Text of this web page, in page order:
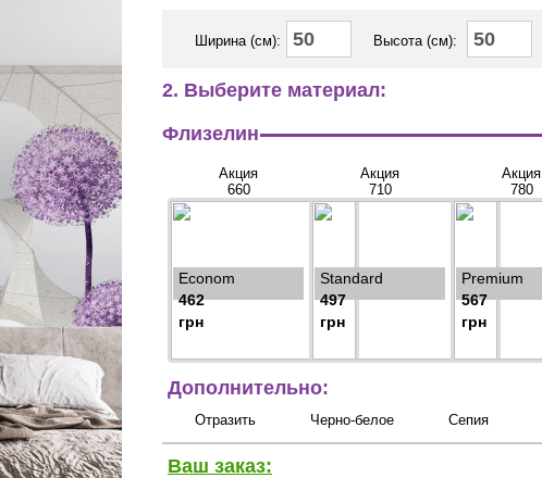
Ширина (см): Высота (см):
2. Выберите материал:
Флизелин
Акция
660
Econom
462
грн
Акция
710
Standard
497
грн
Акция
780
Premium
567
грн
Дополнительно:
Отразить Черно-белое Сепия
Ваш заказ: